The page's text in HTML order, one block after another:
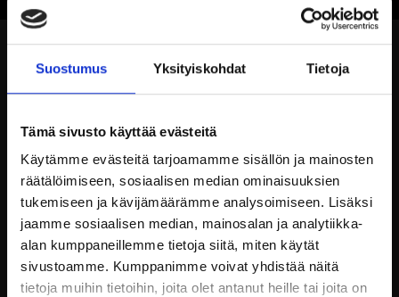
Suostumus Yksityiskohdat Tietoja
Tämä sivusto käyttää evästeitä
Käytämme evästeitä tarjoamamme sisällön ja mainosten
räätälöimiseen, sosiaalisen median ominaisuuksien
tukemiseen ja kävijämäärämme analysoimiseen. Lisäksi
jaamme sosiaalisen median, mainosalan ja analytiikka-
alan kumppaneillemme tietoja siitä, miten käytät
sivustoamme. Kumppanimme voivat yhdistää näitä
tietoja muihin tietoihin, joita olet antanut heille tai joita on